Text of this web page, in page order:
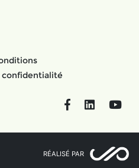
FacebookLinkedIn
RÉALISÉ PAR